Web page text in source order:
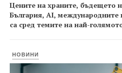
Цените на храните, бъдещето
България, AI, международните
са сред темите на най-
НОВИНИ